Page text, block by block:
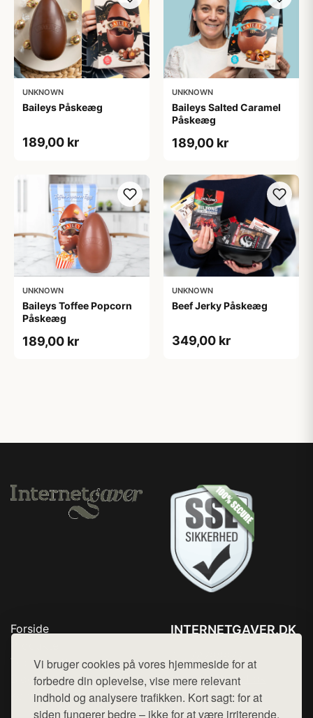
Vi bruger cookies på vores hjemmeside for at
forbedre din oplevelse, vise mere relevant
indhold og analysere trafikken. Kort sagt: for at
siden fungerer bedre – ikke for at være irriterende.
UNKNOWN
Baileys Påskeæg
189,00 kr
UNKNOWN
Baileys Salted Caramel
Påskeæg
189,00 kr
UNKNOWN
Baileys Toffee Popcorn
Påskeæg
189,00 kr
UNKNOWN
Beef Jerky Påskeæg
349,00 kr
Forside
Top Rabatter
Blog
Kontakt
INTERNETGAVER.DK
Mail: hej@want.dk
Cookie- og privatlivspolitik